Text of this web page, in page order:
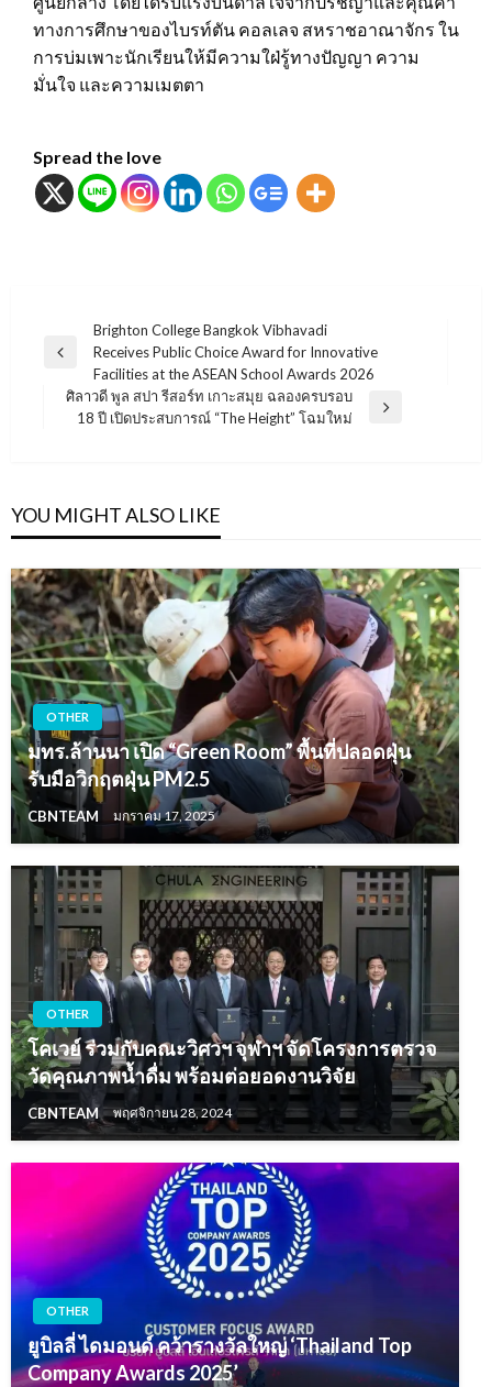
ทางการศึกษาของไบรท์ตัน คอลเลจ สหราชอาณาจักร ใน
การบ่มเพาะนักเรียนให้มีความใฝ่รู้ทางปัญญา ความ
มั่นใจ และความเมตตา
Spread the love
แนะแนว
เรื่อง
Previous
Brighton College Bangkok Vibhavadi
Receives Public Choice Award for Innovative
Facilities at the ASEAN School Awards 2026
Next
ศิลาวดี พูล สปา รีสอร์ท เกาะสมุย ฉลองครบรอบ
18 ปี เปิดประสบการณ์ “The Height” โฉมใหม่
YOU MIGHT ALSO LIKE
OTHER
มทร.ล้านนา เปิด “Green Room” พื้นที่ปลอดฝุ่น
รับมือวิกฤตฝุ่น PM2.5
CBNTEAM มกราคม 17, 2025
OTHER
โคเวย์ ร่วมกับคณะวิศวฯ จุฬาฯ จัดโครงการตรวจ
วัดคุณภาพน้ำดื่ม พร้อมต่อยอดงานวิจัย
CBNTEAM พฤศจิกายน 28, 2024
OTHER
ยูบิลลี่ ไดมอนด์ คว้ารางวัลใหญ่ ‘Thailand Top
Company Awards 2025’